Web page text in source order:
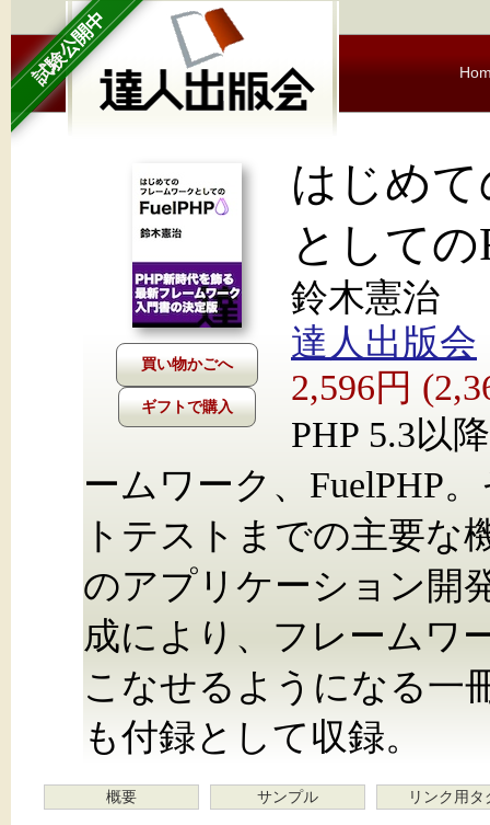
試験公開中
ギフトで購入
はじめ
としての
鈴木憲治
達人出版会
2,596円
PHP 5.3以
ームワーク、FuelPHP
トテストまでの主要な
のアプリケーション開
成により、フレームワ
こなせるようになる一
も付録として収録。
概要 サンプル リンク用タ